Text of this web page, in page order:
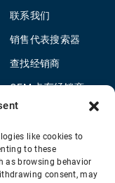
like cookies to
to these
as browsing behavior
consent, may
联系我们
销售代表搜索器
查找经销商
OEM 卡车经销商
新申请问卷